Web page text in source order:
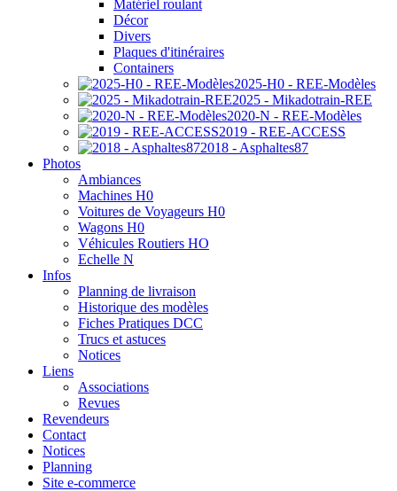
Matériel roulant
Décor
Divers
Plaques d'itinéraires
Containers
2025-H0 - REE-Modèles
2025 - Mikadotrain-REE
2020-N - REE-Modèles
2019 - REE-ACCESS
2018 - Asphaltes87
Photos
Ambiances
Machines H0
Voitures de Voyageurs H0
Wagons H0
Véhicules Routiers HO
Echelle N
Infos
Planning de livraison
Historique des modèles
Fiches Pratiques DCC
Trucs et astuces
Notices
Liens
Associations
Revues
Revendeurs
Contact
Notices
Planning
Site e-commerce